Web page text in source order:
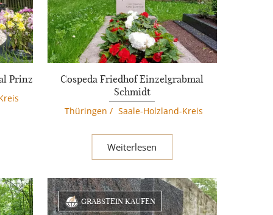
Prinz
Cospeda Friedhof Einzelgrabmal
Schmidt
Thüringen / Saale-Holzland-Kreis
Weiterlesen
GRABSTEIN KAUFEN